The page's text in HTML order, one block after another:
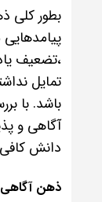
بطور کلی
،تضعیف
تمایل
باشد. با
آگاهی و
دانش کافی
ذهن